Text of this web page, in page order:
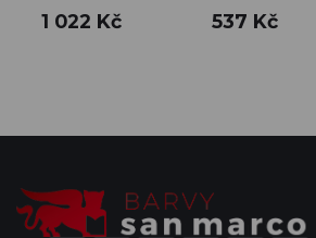
Cena
1 022 Kč Cena
537 Kč